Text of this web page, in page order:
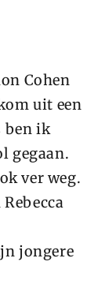
Cohen
uit een
ben ik
gegaan.
ver weg.
jongere